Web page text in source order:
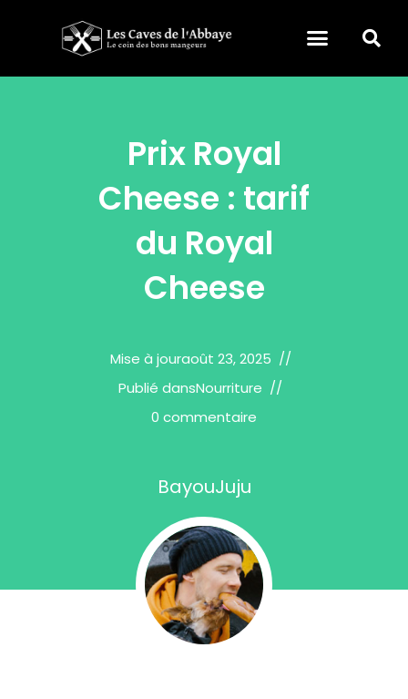
Prix Royal
Cheese : tarif
du Royal
Cheese
Mise à jouraoût 23, 2025
Publié dansNourriture
0 commentaire
BayouJuju